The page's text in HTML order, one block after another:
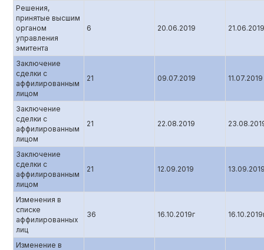
Решения,
принятые высшим
органом
управления
эмитента
6 20.06.2019 21.06.2019
Заключение
сделки с
аффилированным
лицом
21 09.07.2019 11.07.2019
Заключение
сделки с
аффилированным
лицом
21 22.08.2019
Заключение
сделки с
аффилированным
лицом
21 12.09.2019
Изменения в
списке
аффилированных
лиц
36 16.10.2019г
Изменение в